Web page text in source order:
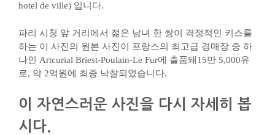
hotel de ville) 입니다.
파리 시청 앞 거리에서 젊은 남녀 한 쌍이 격정적인 키스를
하는 이 사진의 원본 사진이 프랑스의 최고급 경매장 중 하
나인 Artcurial Briest-Poulain-Le Fur에 출품돼15만 5,000유
로, 약 2억원에 최종 낙찰되었습니다.
이 자연스러운 사진을 다시 자세히 봅
시다.